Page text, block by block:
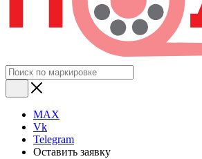
MAX
Vk
Telegram
Оставить заявку